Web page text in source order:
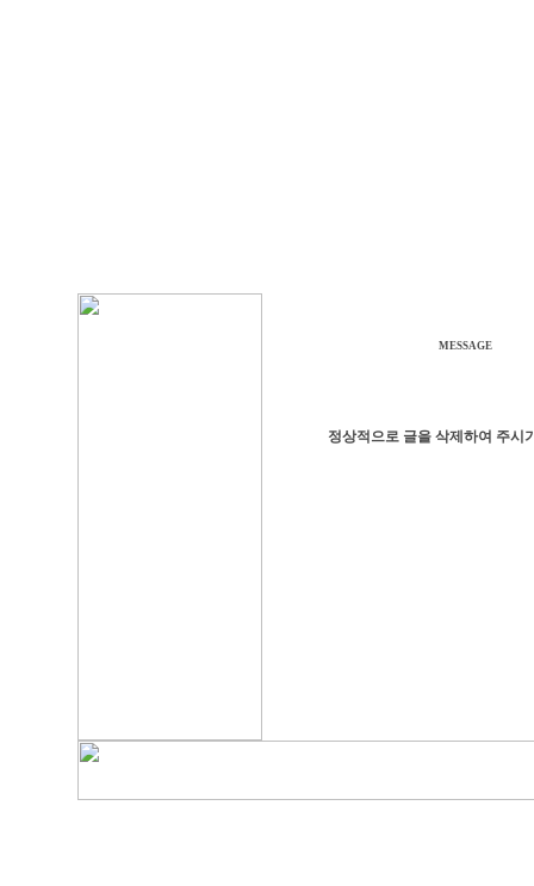
MESSAGE
정상적으로 글을 삭제하여 주시